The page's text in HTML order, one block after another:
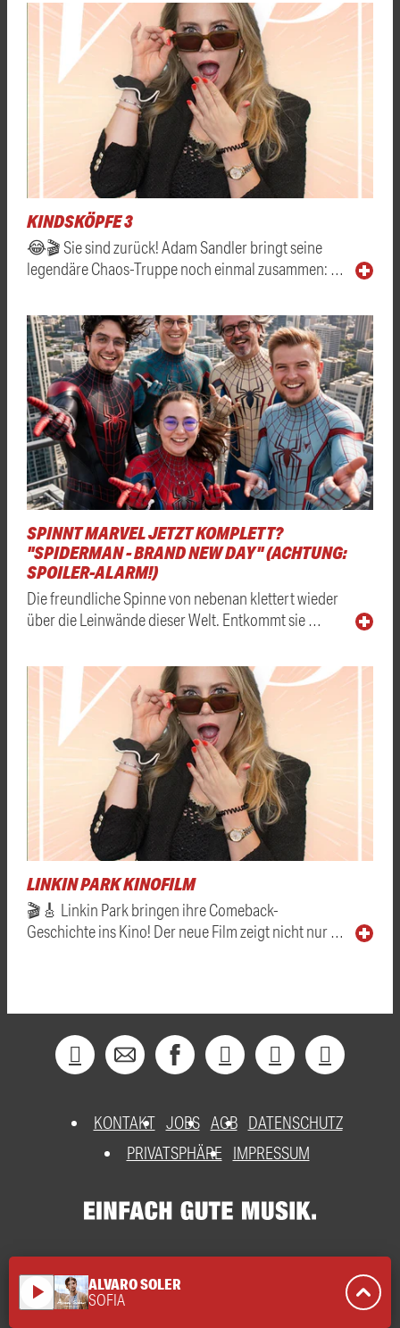
KINDSKÖPFE 3
😂🎬 Sie sind zurück! Adam Sandler bringt seine
legendäre Chaos-Truppe noch einmal zusammen: …
SPINNT MARVEL JETZT KOMPLETT?
"SPIDERMAN - BRAND NEW DAY" (ACHTUNG:
SPOILER-ALARM!)
Die freundliche Spinne von nebenan klettert wieder
über die Leinwände dieser Welt. Entkommt sie …
LINKIN PARK KINOFILM
🎬🎸 Linkin Park bringen ihre Comeback-
Geschichte ins Kino! Der neue Film zeigt nicht nur …
KONTAKT JOBS AGB DATENSCHUTZ
PRIVATSPHÄRE
IMPRESSUM
play_arrow ALVARO SOLER
SOFIA